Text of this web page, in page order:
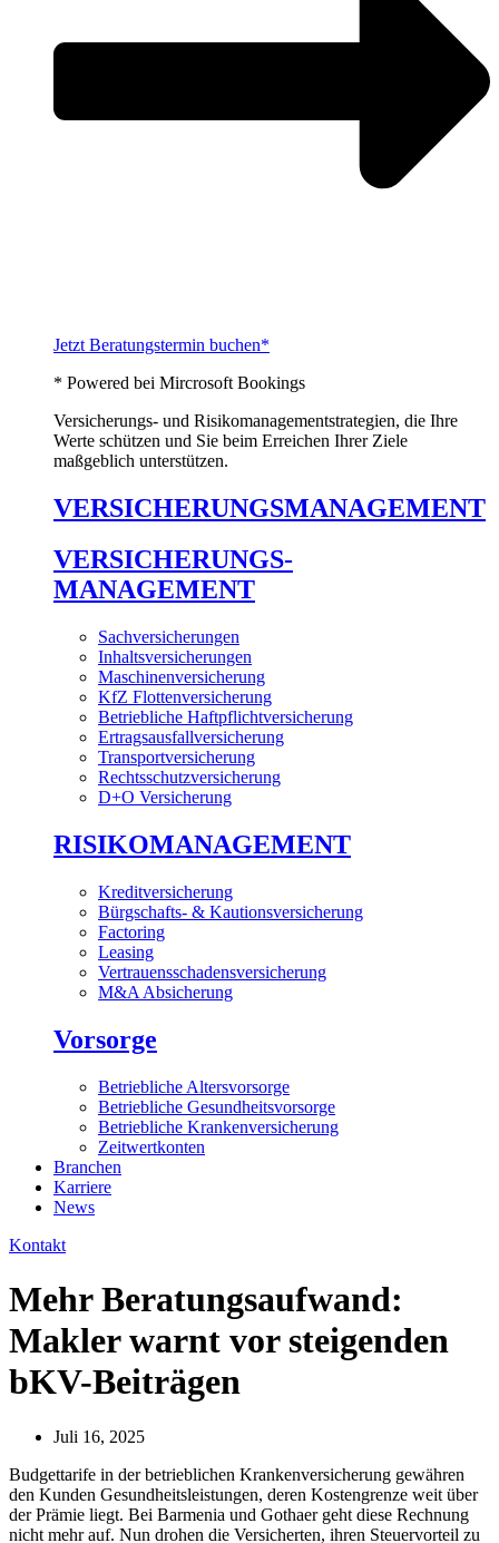
Jetzt Beratungstermin buchen*
* Powered bei Mircrosoft Bookings
Versicherungs- und Risikomanagementstrategien, die Ihre
Werte schützen und Sie beim Erreichen Ihrer Ziele
maßgeblich unterstützen.
VERSICHERUNGSMANAGEMENT
VERSICHERUNGS-
MANAGEMENT
Sachversicherungen
Inhaltsversicherungen
Maschinenversicherung
KfZ Flottenversicherung
Betriebliche Haftpflichtversicherung
Ertragsausfallversicherung
Transportversicherung
Rechtsschutzversicherung
D+O Versicherung
RISIKOMANAGEMENT
Kreditversicherung
Bürgschafts- & Kautionsversicherung
Factoring
Leasing
Vertrauensschadensversicherung
M&A Absicherung
Vorsorge
Betriebliche Altersvorsorge
Betriebliche Gesundheitsvorsorge
Betriebliche Krankenversicherung
Zeitwertkonten
Branchen
Karriere
News
Kontakt
Mehr Beratungsaufwand:
Makler warnt vor steigenden
bKV-Beiträgen
Juli 16, 2025
Budgettarife in der betrieblichen Krankenversicherung gewähren
den Kunden Gesundheitsleistungen, deren Kostengrenze weit über
der Prämie liegt. Bei Barmenia und Gothaer geht diese Rechnung
nicht mehr auf. Nun drohen die Versicherten, ihren Steuervorteil zu